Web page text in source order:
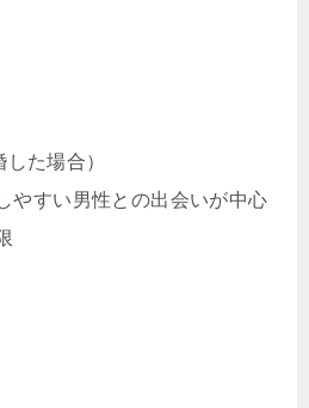
た場合）
やすい男性との出会いが中心